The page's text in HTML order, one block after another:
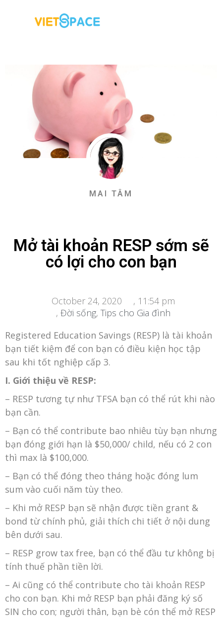
MAI TÂM
Mở tài khoản RESP sớm sẽ
có lợi cho con bạn
October 24, 2020 , 11:54 pm
, Đời sống, Tips cho Gia đình
Registered Education Savings (RESP) là tài khoản
bạn tiết kiệm để con bạn có điều kiện học tập
sau khi tốt nghiệp cấp 3.
I. Giới thiệu về RESP:
– RESP tương tự như TFSA bạn có thể rút khi nào
bạn cần.
– Bạn có thể contribute bao nhiêu tùy bạn nhưng
bạn đóng giới hạn là $50,000/ child, nếu có 2 con
thì max là $100,000.
– Bạn có thể đóng theo tháng hoặc đóng lum
sum vào cuối năm tùy theo.
– Khi mở RESP bạn sẽ nhận được tiền grant &
bond từ chính phủ, giải thích chi tiết ở nội dung
bên dưới sau.
– RESP grow tax free, bạn có thể đầu tư không bị
tính thuế phần tiền lời.
– Ai cũng có thể contribute cho tài khoản RESP
cho con bạn. Khi mở RESP bạn phải đăng ký số
SIN cho con; người thân, bạn bè cón thể mở RESP